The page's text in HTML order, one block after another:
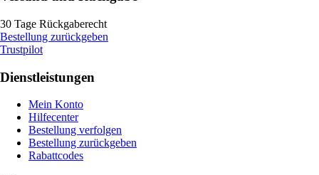
30 Tage Rückgaberecht
Bestellung zurückgeben
Trustpilot
Dienstleistungen
Mein Konto
Hilfecenter
Bestellung verfolgen
Bestellung zurückgeben
Rabattcodes